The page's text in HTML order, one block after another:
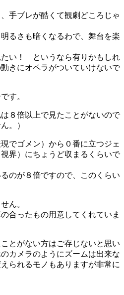
手ブレが酷くて観劇どころじゃ
るさも暗くなるわで、舞台を楽
たい！ というなら有りかもしれ
きにオペラがついていけないで
す。
８倍以上で見たことがないので
。）
でゴメン）から０番に立つジェ
界）にちょうど収まるくらいで
のが８倍ですので、このくらい
ん。
合ったもの用意してくれていま
とがない方はご存じないと思い
カメラのようにズームは出来な
られるモノもありますが非常に